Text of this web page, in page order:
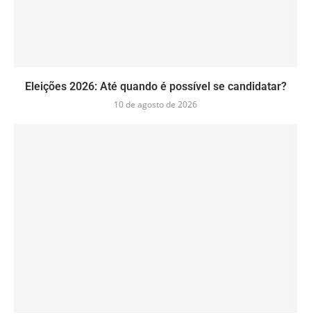
Eleições 2026: Até quando é possível se candidatar?
10 de agosto de 2026